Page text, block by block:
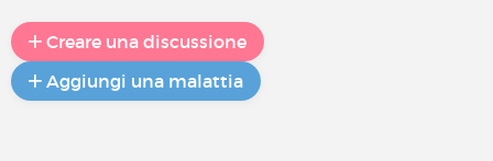
Creare una discussione
Aggiungi una malattia